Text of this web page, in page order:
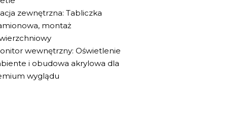
zewnętrzna: Tabliczka
montaż
wewnętrzny: Oświetlenie
i obudowa akrylowa dla
wyglądu